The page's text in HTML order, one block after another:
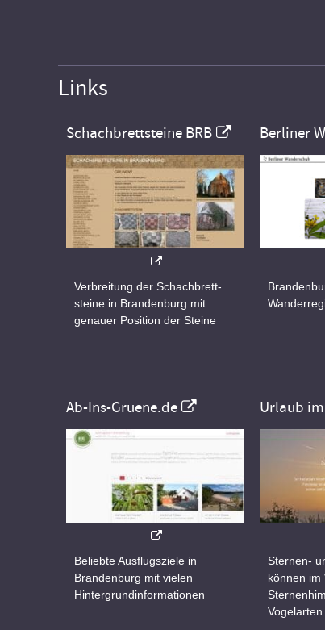
Links
Schachbrettsteine BRB
Verbreitung der Schachbrett-
steine in Brandenburg mit
genauer Position der Steine
Berliner
Ab-Ins-Gruene.de
Beliebte Ausflugsziele in
Brandenburg mit vielen
Hintergrundinformationen
Urlaub
Sternen-
können im